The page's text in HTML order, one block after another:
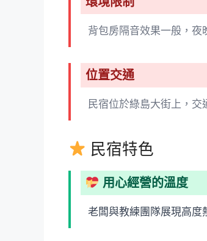
背包房隔音效果一般，夜
位置交通
民宿位於綠島大街上，
民宿特色
用心經營的溫度
老闆與教練團隊展現高度